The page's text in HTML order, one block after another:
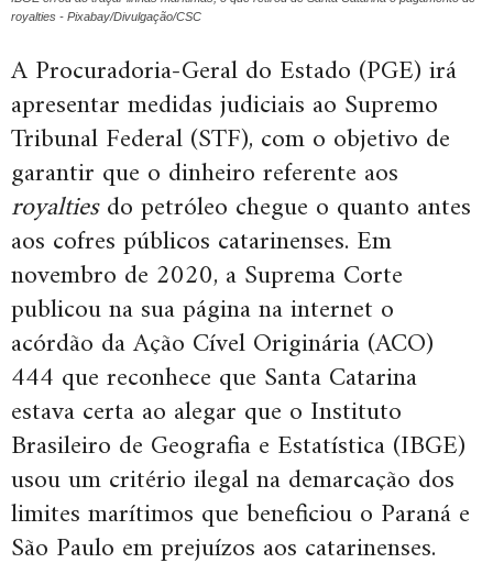
royalties - Pixabay/Divulgação/CSC
A Procuradoria-Geral do Estado (PGE) irá
apresentar medidas judiciais ao Supremo
Tribunal Federal (STF), com o objetivo de
garantir que o dinheiro referente aos
royaltiesdo petróleo chegue o quanto antes
aos cofres públicos catarinenses. Em
novembro de 2020, a Suprema Corte
publicou na sua página na internet o
acórdão da Ação Cível Originária (ACO)
444 que reconhece que Santa Catarina
estava certa ao alegar que o Instituto
Brasileiro de Geografia e Estatística (IBGE)
usou um critério ilegal na demarcação dos
limites marítimos que beneficiou o Paraná e
São Paulo em prejuízos aos catarinenses.